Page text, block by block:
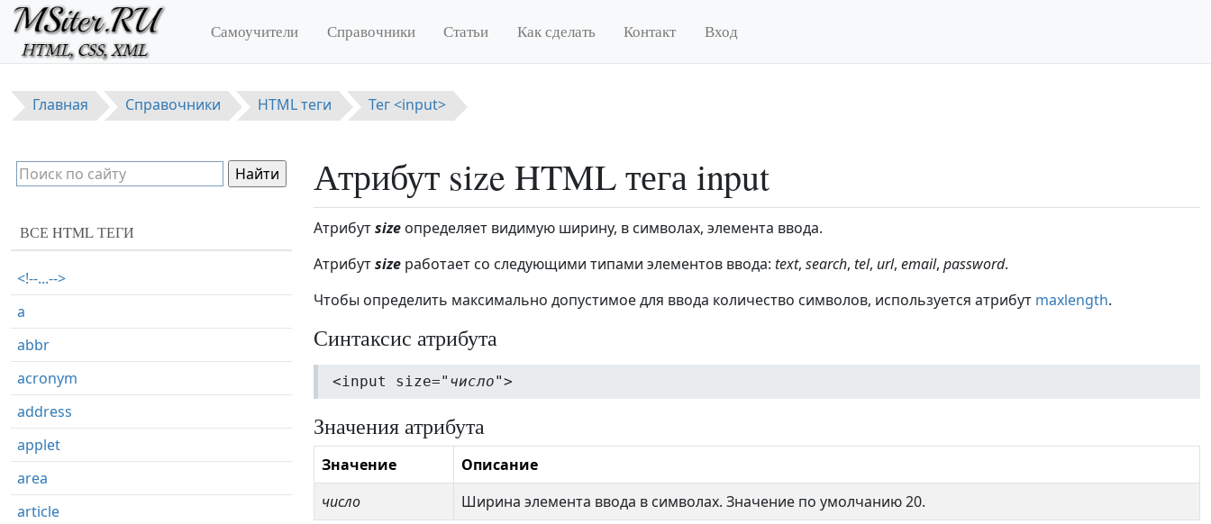
Перейти к основному содержанию
Самоучители Справочники Статьи Как сделать Контакт Вход
Главная Справочники HTML теги Тег <input>
Атрибут size HTML тега input
Атрибутsize определяет видимую ширину, в символах, элемента ввода.
Атрибутsize работает со следующими типами элементов ввода: text, search, tel, url, email, password.
Чтобы определить максимально допустимое для ввода количество символов, используется атрибут maxlength.
Синтаксис атрибута
<input size=" число">
Значения атрибута
Значение
Описание
число
Ширина элемента ввода в символах. Значение по умолчанию 20.
ВСЕ HTML ТЕГИ
<!--...-->
a
abbr
acronym
address
applet
area
article